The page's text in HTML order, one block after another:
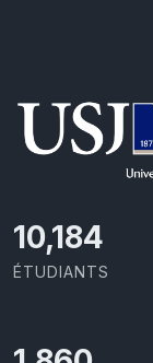
11,110
ÉTUDIANTS